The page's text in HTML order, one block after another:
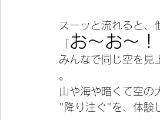
スーッと流れると、
お〜お〜！
みんなで同じ空を見
。
山や海や暗くて空の
"降り注ぐ"を、体験